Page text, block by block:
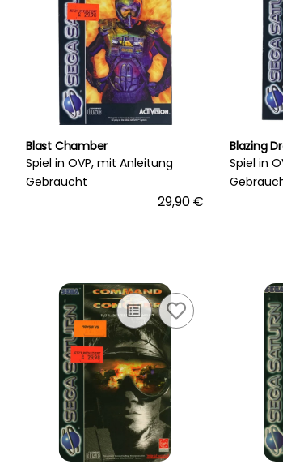
Blast Chamber
Spiel in OVP, mit Anleitung
Gebraucht
29,90 €
Blazing
Spiel in